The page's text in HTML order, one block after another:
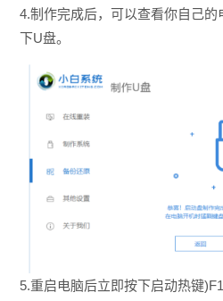
4.制作完成后，可以查看你自己
下U盘。
5.重启电脑后立即按下启动热键